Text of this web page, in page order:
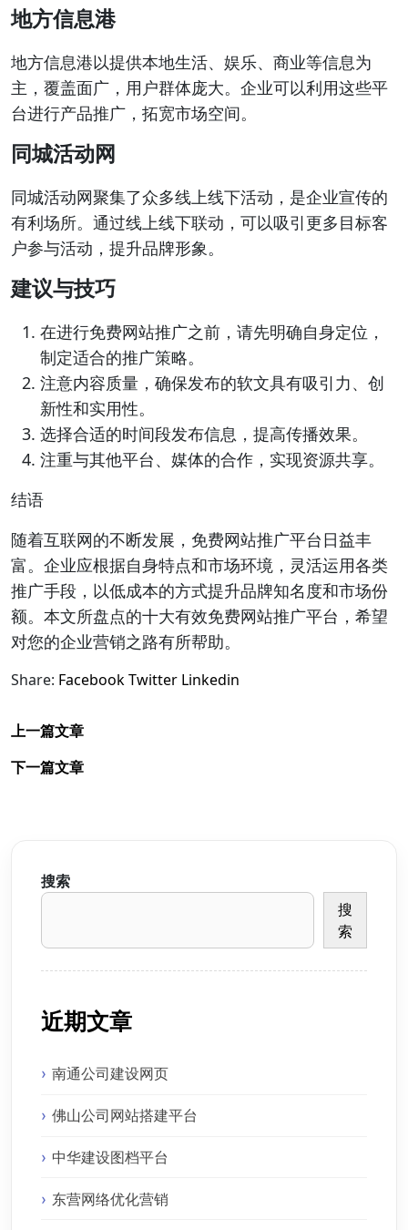
地方信息港
地方信息港以提供本地生活、娱乐、商业等信息为
主，覆盖面广，用户群体庞大。企业可以利用这些平
台进行产品推广，拓宽市场空间。
同城活动网
同城活动网聚集了众多线上线下活动，是企业宣传的
有利场所。通过线上线下联动，可以吸引更多目标客
户参与活动，提升品牌形象。
建议与技巧
在进行免费网站推广之前，请先明确自身定位，
制定适合的推广策略。
注意内容质量，确保发布的软文具有吸引力、创
新性和实用性。
选择合适的时间段发布信息，提高传播效果。
注重与其他平台、媒体的合作，实现资源共享。
结语
随着互联网的不断发展，免费网站推广平台日益丰
富。企业应根据自身特点和市场环境，灵活运用各类
推广手段，以低成本的方式提升品牌知名度和市场份
额。本文所盘点的十大有效免费网站推广平台，希望
对您的企业营销之路有所帮助。
Share: FacebookTwitter Linkedin
上一篇文章
下一篇文章
搜索
搜
索
近期文章
南通公司建设网页
佛山公司网站搭建平台
中华建设图档平台
东营网络优化营销